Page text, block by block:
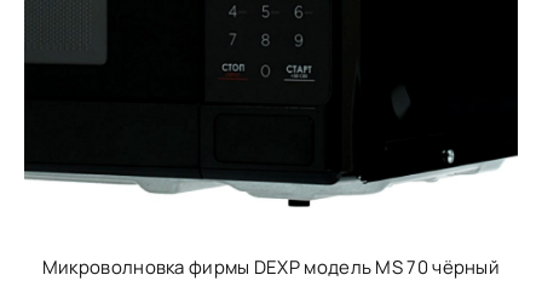
Микроволновка фирмы DEXP модель MS 70 чёрный